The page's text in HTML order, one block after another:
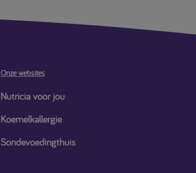
Onze websites
Nutricia voor jou
Koemelkallergie
Sondevoedingthuis